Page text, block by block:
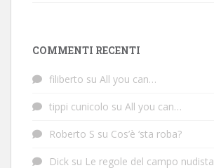
COMMENTI RECENTI
filiberto su All you can…
tippi cunicolo su All you can…
Roberto S su Cos’è ‘sta roba?
Dick su Le regole del campo nudista